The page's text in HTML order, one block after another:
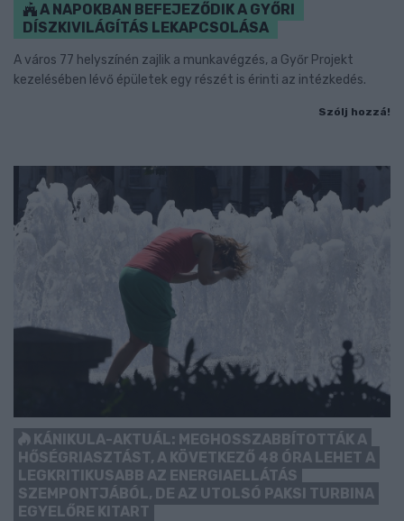
A NAPOKBAN BEFEJEZŐDIK A GYŐRI
DÍSZKIVILÁGÍTÁS LEKAPCSOLÁSA
A város 77 helyszínén zajlik a munkavégzés, a Győr Projekt
kezelésében lévő épületek egy részét is érinti az intézkedés.
Szólj hozzá!
KÁNIKULA-AKTUÁL: MEGHOSSZABBÍTOTTÁK A
HŐSÉGRIASZTÁST, A KÖVETKEZŐ 48 ÓRA LEHET A
LEGKRITIKUSABB AZ ENERGIAELLÁTÁS
SZEMPONTJÁBÓL, DE AZ UTOLSÓ PAKSI TURBINA
EGYELŐRE KITART